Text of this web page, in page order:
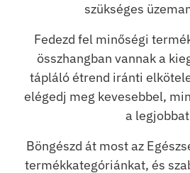
szükséges
Fedezd fel minőségi
összhangban vannak a
tápláló étrend iránti
elégedj meg kevesebbel,
a
Böngészd át most az
termékkategóriánkat, és